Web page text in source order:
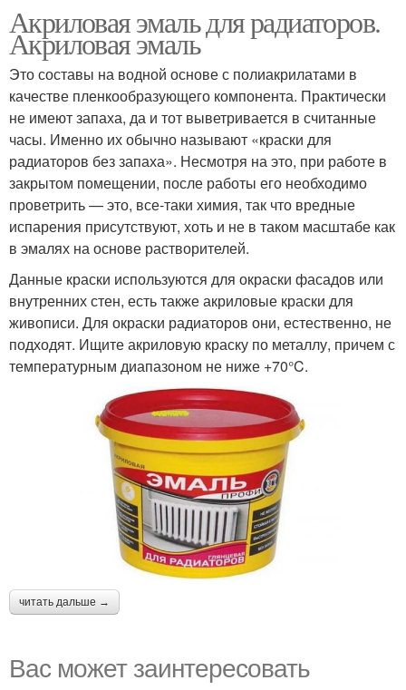
Акриловая эмаль для радиаторов.
Акриловая эмаль
Это составы на водной основе с полиакрилатами в
качестве пленкообразующего компонента. Практически
не имеют запаха, да и тот выветривается в считанные
часы. Именно их обычно называют «краски для
радиаторов без запаха». Несмотря на это, при работе в
закрытом помещении, после работы его необходимо
проветрить — это, все-таки химия, так что вредные
испарения присутствуют, хоть и не в таком масштабе как
в эмалях на основе растворителей.
Данные краски используются для окраски фасадов или
внутренних стен, есть также акриловые краски для
живописи. Для окраски радиаторов они, естественно, не
подходят. Ищите акриловую краску по металлу, причем с
температурным диапазоном не ниже +70°C.
читать дальше →
Вас может заинтересовать